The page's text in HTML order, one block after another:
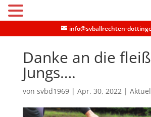
info@svballrechten-
Danke an die
Jungs….
von svbd1969| Apr. 30, 2022|